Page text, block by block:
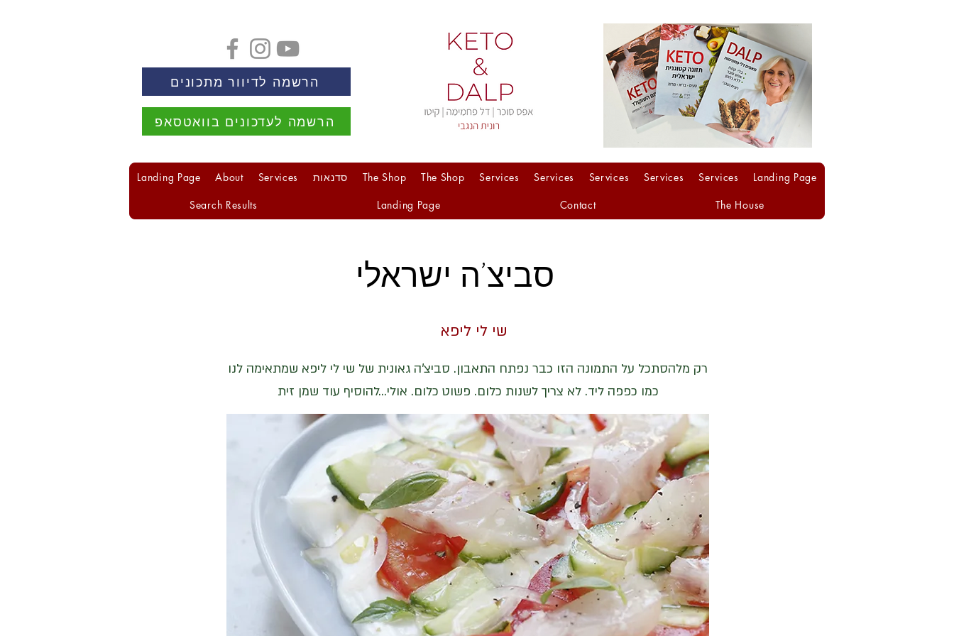
הרשמה לדיוור מתכונים
הרשמה לעדכונים בוואטסאפ
Landing Page
Services
Services
Services
Services
Services
The Shop
The Shop סדנאות Services
About
Landing Page
The House
Contact
Landing Page
Search Results
סביצ'ה ישראלי
שי לי ליפא
רק מלהסתכל על התמונה הזו כבר נפתח התאבון. סביצ'ה גאונית של שי לי ליפא שמתאימה לנו
כמו כפפה ליד. לא צריך לשנות כלום. פשוט כלום. אולי...להוסיף עוד שמן זית